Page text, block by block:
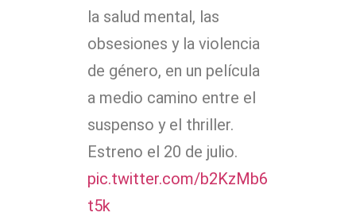
la salud mental, las
obsesiones y la violencia
de género, en un película
a medio camino entre el
suspenso y el thriller.
Estreno el 20 de julio.
pic.twitter.com/b2KzMb6
t5k